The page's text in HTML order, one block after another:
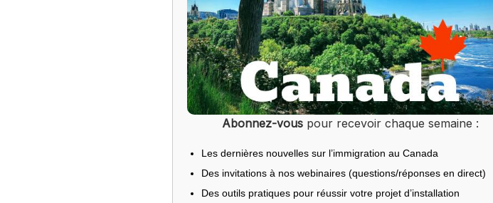
Abonnez-vouspour recevoir chaque semaine :
Les dernières nouvelles sur l’immigration au Canada
Des invitations à nos webinaires (questions/réponses en direct)
Des outils pratiques pour réussir votre projet d’installation